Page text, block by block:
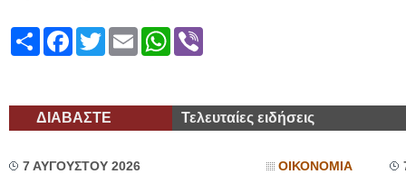
ShareFacebook
TwitterEmailWhatsApp
ΔΙΑΒΑΣΤΕ Τελευταίες ειδήσεις
7 ΑΥΓΟΥΣΤΟΥ 2026 ΟΙΚΟΝΟΜΙΑ